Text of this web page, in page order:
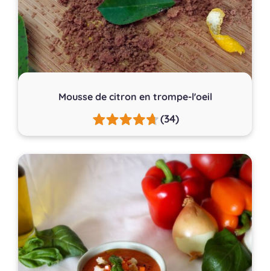
Mousse de citron en trompe-l'oeil
(34)